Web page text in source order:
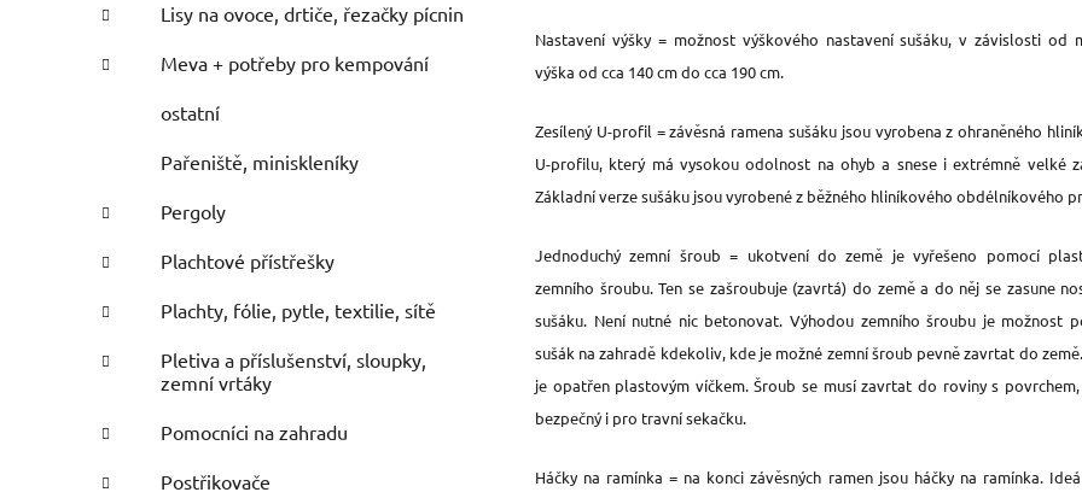
Lisy na ovoce, drtiče, řezačky pícnin
Meva + potřeby pro kempování
ostatní
Pařeniště, miniskleníky
Pergoly
Plachtové přístřešky
Plachty, fólie, pytle, textilie, sítě
Pletiva a příslušenství, sloupky,
zemní vrtáky
Pomocníci na zahradu
Postřikovače
Nastavení výšky = možnost výškového nastavení sušáku, v závislosti od
výška od cca 140 cm do cca 190 cm.
Zesílený U-profil = závěsná ramena sušáku jsou vyrobena z ohraněného
U-profilu, který má vysokou odolnost na ohyb a snese i extrémně velké
Základní verze sušáku jsou vyrobené z běžného hliníkového obdélníkového
Jednoduchý zemní šroub = ukotvení do země je vyřešeno pomocí
zemního šroubu. Ten se zašroubuje (zavrtá) do země a do něj se zasune
sušáku. Není nutné nic betonovat. Výhodou zemního šroubu je možnost
sušák na zahradě kdekoliv, kde je možné zemní šroub pevně zavrtat do
je opatřen plastovým víčkem. Šroub se musí zavrtat do roviny s
bezpečný i pro travní sekačku.
Háčky na ramínka = na konci závěsných ramen jsou háčky na ramínka.